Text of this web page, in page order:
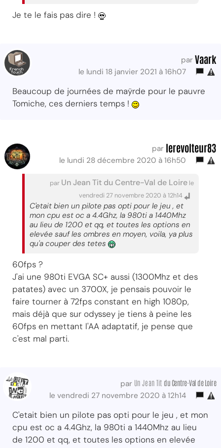
Je te le fais pas dire !
par Vaark
le lundi 18 janvier 2021 à 16h07
Beaucoup de journées de maÿrde pour le pauvre
Tomiche, ces derniers temps !
par lerevolteur83
le lundi 28 décembre 2020 à 16h50
par Un Jean Tit du Centre-Val de Loire le
vendredi 27 novembre 2020 à 12h14
C'etait bien un pilote pas opti pour le jeu , et
mon cpu est oc a 4.4Ghz, la 980ti a 1440Mhz
au lieu de 1200 et qq, et toutes les options en
elevée sauf les ombres en moyen, voila, ya plus
qu'a couper des tetes
60fps ?
J'ai une 980ti EVGA SC+ aussi (1300Mhz et des
patates) avec un 3700X, je pensais pouvoir le
faire tourner à 72fps constant en high 1080p,
mais déjà que sur odyssey je tiens à peine les
60fps en mettant l'AA adaptatif, je pense que
c'est mal parti.
par Un Jean Tit du Centre-Val de Loire
le vendredi 27 novembre 2020 à 12h14
C'etait bien un pilote pas opti pour le jeu , et mon
cpu est oc a 4.4Ghz, la 980ti a 1440Mhz au lieu
de 1200 et qq, et toutes les options en elevée